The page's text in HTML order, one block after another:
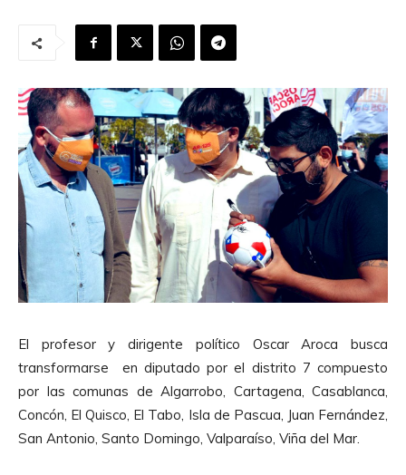
El profesor y dirigente político Oscar Aroca busca
transformarse en diputado por el distrito 7 compuesto
por las comunas de Algarrobo, Cartagena, Casablanca,
Concón, El Quisco, El Tabo, Isla de Pascua, Juan Fernández,
San Antonio, Santo Domingo, Valparaíso, Viña del Mar.